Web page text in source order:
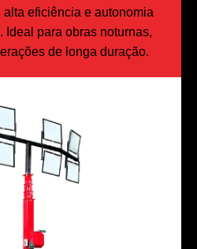
alta eficiência e autonomia
Ideal para obras noturnas,
de longa duração.